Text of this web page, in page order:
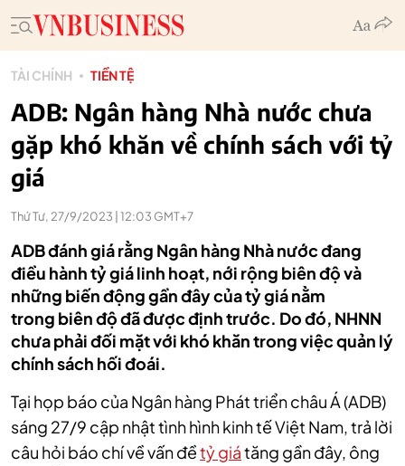
TÀI CHÍNH TIỀN TỆ
ADB: Ngân hàng Nhà nước chưa
gặp khó khăn về chính sách với tỷ
giá
Thứ Tư, 27/9/2023 | 12:03 GMT+7
ADB đánh giá rằng Ngân hàng Nhà nước đang
điều hành tỷ giá linh hoạt, nới rộng biên độ và
những biến động gần đây của tỷ giá nằm
trong biên độ đã được định trước. Do đó, NHNN
chưa phải đối mặt với khó khăn trong việc quản lý
chính sách hối đoái.
Tại họp báo của Ngân hàng Phát triển châu Á (ADB)
sáng 27/9 cập nhật tình hình kinh tế Việt Nam, trả lời
câu hỏi báo chí về vấn đềtỷ giátăng gần đây, ông